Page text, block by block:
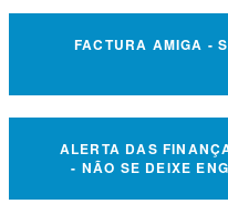
FACTURA AMIGA -
ALERTA DAS
- NÃO SE DEIXE